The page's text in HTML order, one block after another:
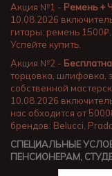
Акция №1 - Ремень +
10.08.2026
гитары: ремень
Успейте купить.
Акция №2 -
торцовка, шлифовка,
собственной
10.08.2026
нас обходится от
брендов: Belucci,
СПЕЦИАЛЬНЫЕ
ПЕНСИОНЕРАМ,